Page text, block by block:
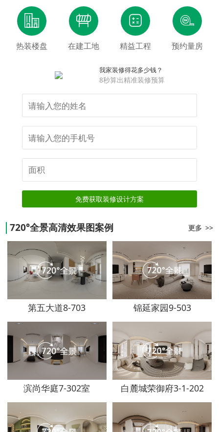

热装楼盘

在建工地

精益工程

预约量房
我家装修得花多少钱？
8秒算出精准装修预算
免费获取装修设计方案
720°全景高清效果图案例 更多 >>
第五大道8-703 锦延家园9-503
滨尚华庭7-302室 白麓城荣御府3-1-202